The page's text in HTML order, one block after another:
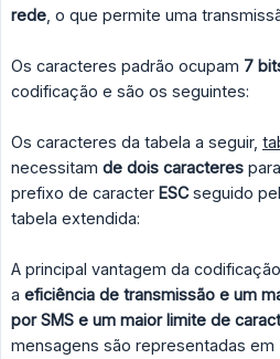
rede , o que permite uma
Os caracteres padrão ocupam 7
codificação e são os seguintes:
Os caracteres da tabela a seguir,
necessitam de dois caracteres
prefixo de caracter ESCseguido
tabela extendida:
A principal vantagem da
a eficiência de transmissão e um
por SMS e um maior limite de
mensagens são representadas